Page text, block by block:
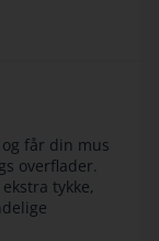
får din mus
overflader.
tykke,